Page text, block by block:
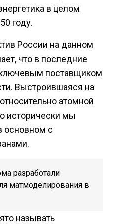
в целом
году.
России на данном
что в последние
поставщиком
Выстроившаяся на
атомной
исторически мы
основном с
разработали
матмоделирования в
называть